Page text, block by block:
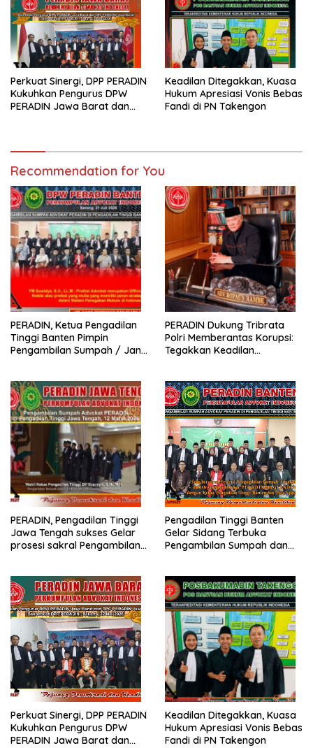
Perkuat Sinergi, DPP PERADIN
Kukuhkan Pengurus DPW
PERADIN Jawa Barat dan
Keadilan Ditegakkan, Kuasa
Hukum Apresiasi Vonis Bebas
Fandi di PN Takengon
Recommendation for You
PERADIN, Ketua Pengadilan
Tinggi Banten Pimpin
Pengambilan Sumpah / Janji
PERADIN Dukung Tribrata
Polri Memberantas Korupsi:
Tegakkan Keadilan
PERADIN, Pengadilan Tinggi
Jawa Tengah sukses Gelar
prosesi sakral Pengambilan
Pengadilan Tinggi Banten
Gelar Sidang Terbuka
Pengambilan Sumpah dan
Perkuat Sinergi, DPP PERADIN
Kukuhkan Pengurus DPW
PERADIN Jawa Barat dan
Keadilan Ditegakkan, Kuasa
Hukum Apresiasi Vonis Bebas
Fandi di PN Takengon